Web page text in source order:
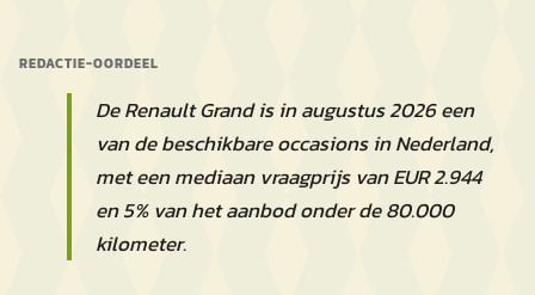
REDACTIE-OORDEEL
De Renault Grand is in augustus 2026 een
van de beschikbare occasions in Nederland,
met een mediaan vraagprijs van EUR 2.944
en 5% van het aanbod onder de 80.000
kilometer.